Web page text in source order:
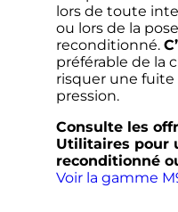
lors de toute
ou lors de la
reconditionné.
préférable de la
risquer une
pression.
Consulte les
Utilitaires pour
reconditionné
Voir la gamme